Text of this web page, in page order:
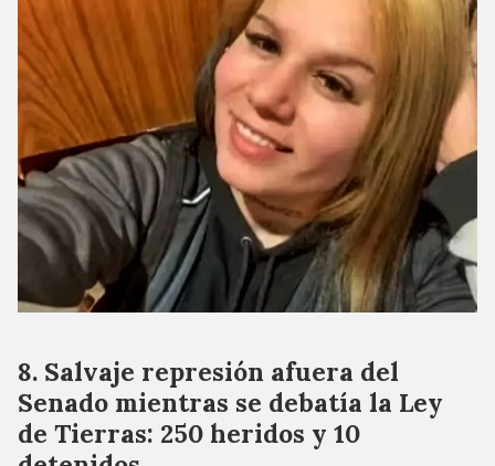
Salvaje represión afuera del
Senado mientras se debatía la Ley
de Tierras: 250 heridos y 10